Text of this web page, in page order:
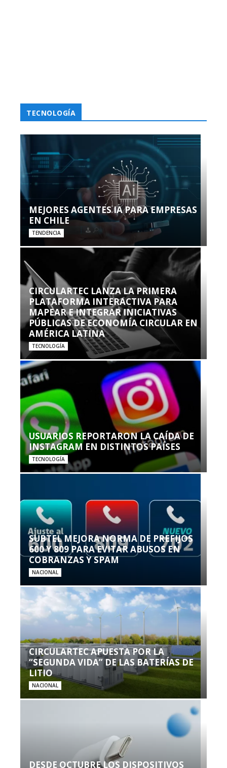
TECNOLOGÍA
MEJORES AGENTES IA PARA EMPRESAS
EN CHILE
TENDENCIA
CIRCULARTEC LANZA LA PRIMERA
PLATAFORMA INTERACTIVA PARA
MAPEAR E INTEGRAR INICIATIVAS
PÚBLICAS DE ECONOMÍA CIRCULAR EN
AMÉRICA LATINA
TECNOLOGÍA
USUARIOS REPORTARON LA CAÍDA DE
INSTAGRAM EN DISTINTOS PAÍSES
TECNOLOGÍA
SUBTEL MEJORA NORMA DE PREFIJOS
600 Y 809 PARA EVITAR ABUSOS EN
COBRANZAS Y SPAM
NACIONAL
CIRCULARTEC APUESTA POR LA
“SEGUNDA VIDA” DE LAS BATERÍAS DE
LITIO
NACIONAL
DESDE OCTUBRE LOS DISPOSITIVOS